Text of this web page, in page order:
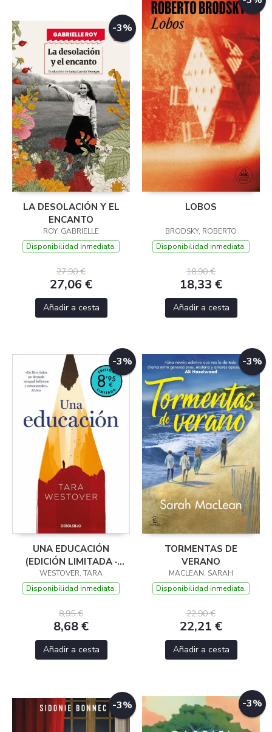
-3%
LA DESOLACIÓN Y EL
ENCANTO
ROY, GABRIELLE
Disponibilidad inmediata.
27,90 €
27,06 €
Añadir a cesta
LOBOS
BRODSKY, ROBERTO
Disponibilidad inmediata.
18,90 €
18,33 €
Añadir a cesta
-3%
UNA EDUCACIÓN
(EDICIÓN LIMITADA ·
VERANO)
WESTOVER, TARA
Disponibilidad inmediata.
8,95 €
8,68 €
Añadir a cesta
-3%
TORMENTAS DE
VERANO
MACLEAN, SARAH
Disponibilidad inmediata.
22,90 €
22,21 €
Añadir a cesta
-3% -3%